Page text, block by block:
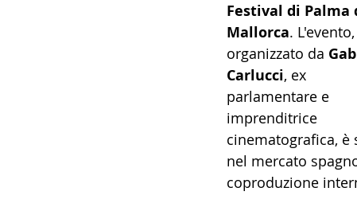
20 - AMERICA 21 -
24 - ASIA 25 - OCEANIA
30 - LAVORO 31 - ICE
Festival di Palma
Mallorca. L'evento,
organizzato da
Carlucci, ex
parlamentare e
imprenditrice
cinematografica,
nel mercato
coproduzione